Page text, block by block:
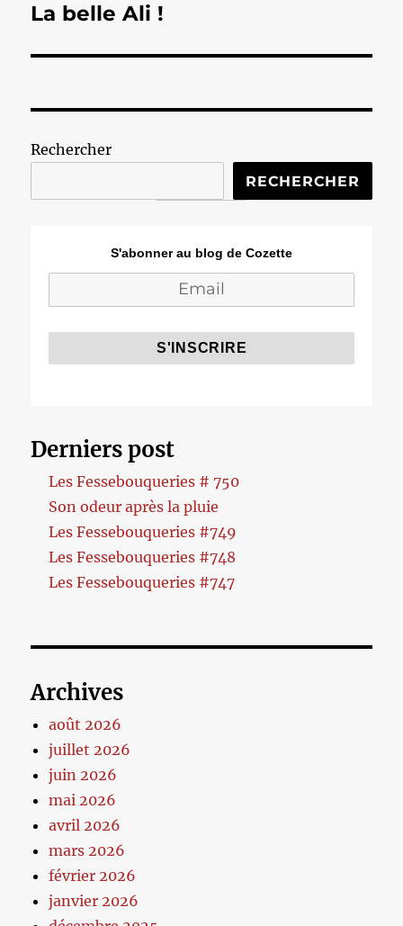
Publication
La belle Ali !
Rechercher
RECHERCHER
S'abonner au blog de Cozette
Derniers post
Les Fessebouqueries # 750
Son odeur après la pluie
Les Fessebouqueries #749
Les Fessebouqueries #748
Les Fessebouqueries #747
Archives
août 2026
juillet 2026
juin 2026
mai 2026
avril 2026
mars 2026
février 2026
janvier 2026